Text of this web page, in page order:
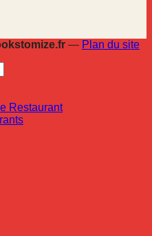
— Plan du site
Restaurant